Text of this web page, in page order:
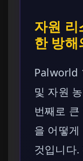
자원 리
한 방해
Palworld
및 자원
번째로
을 어떻게
것입니다.